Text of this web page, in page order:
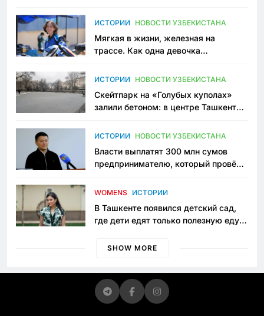
ИСТОРИИ НОВОСТИ УЗБЕКИСТАНА
Мягкая в жизни, железная на
трассе. Как одна девочка
Узбекистане
ИСТОРИИ НОВОСТИ УЗБЕКИСТАНА
Скейтпарк на «Голубых куполах»
залили бетоном: в центре Ташкента
пространство
ИСТОРИИ НОВОСТИ УЗБЕКИСТАНА
Власти выплатят 300 млн сумов
предпринимателю, который провёл
приговору
WOMENS ИСТОРИИ
В Ташкенте появился детский сад,
где дети едят только полезную еду.
просить «кашу без сахара»
SHOW MORE